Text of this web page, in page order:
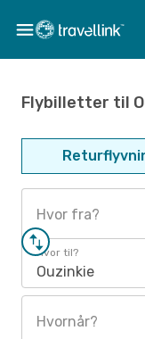
Flybilletter til
Hvor fra?
Hvor til?
Ouzinkie
Hvornår?